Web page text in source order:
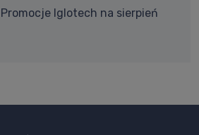
Promocje Iglotech na sierpień